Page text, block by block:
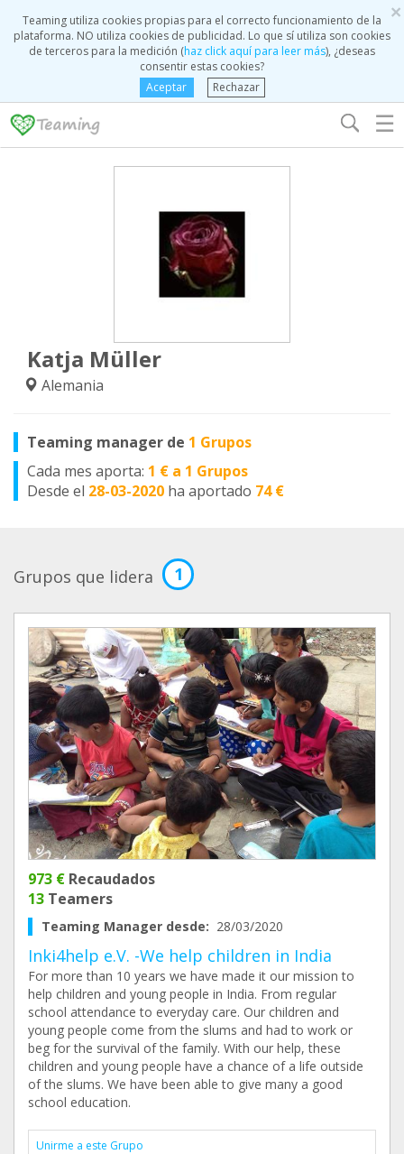
×
Teaming utiliza cookies propias para el correcto funcionamiento de la
plataforma. NO utiliza cookies de publicidad. Lo que sí utiliza son cookies
de terceros para la medición (haz click aquí para leer más), ¿deseas
consentir estas cookies?
Aceptar
Rechazar
☰
Katja Müller
Alemania
Teaming manager de 1 Grupos
Cada mes aporta: 1 € a 1 Grupos
Desde el 28-03-2020 ha aportado 74 €
Grupos que lidera 1
973 € Recaudados
13 Teamers
Teaming Manager desde: 28/03/2020
Inki4help e.V. -We help children in India
For more than 10 years we have made it our mission to
help children and young people in India. From regular
school attendance to everyday care. Our children and
young people come from the slums and had to work or
beg for the survival of the family. With our help, these
children and young people have a chance of a life outside
of the slums. We have been able to give many a good
school education.
Unirme a este Grupo